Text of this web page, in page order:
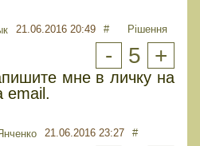
21.06.2016 20:49 # Рішення
- 5 +
мне в личку на
email.
21.06.2016 23:27 #